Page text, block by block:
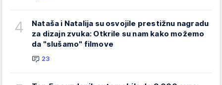
4
Nataša i Natalija su osvojile prestižnu nagradu
za dizajn zvuka: Otkrile su nam kako možemo
da "slušamo" filmove
23